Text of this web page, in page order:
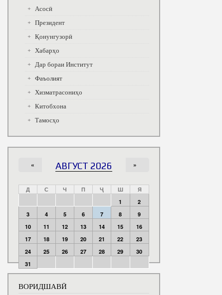
Асосӣ
Президент
Қонунгузорӣ
Хабарҳо
Дар бораи Институт
Фаъолият
Хизматрасониҳо
Китобхона
Тамосҳо
АВГУСТ 2026
« »
Д С Ч П Ҷ Ш
Я
1
2
3
4 5 6 7 8
9
10
11 12 13 14 15
16
17
18 19 20 21 22
23
24
25 26 27 28 29
30
31
ВОРИДШАВӢ